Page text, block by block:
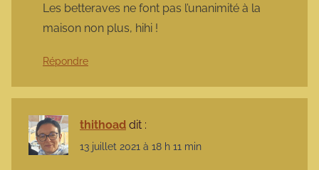
Les betteraves ne font pas l’unanimité à la
maison non plus, hihi !
Répondre
thithoad dit :
13 juillet 2021 à 18 h 11 min